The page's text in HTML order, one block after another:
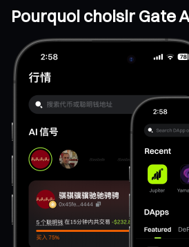
Pourquoi choisir Gate